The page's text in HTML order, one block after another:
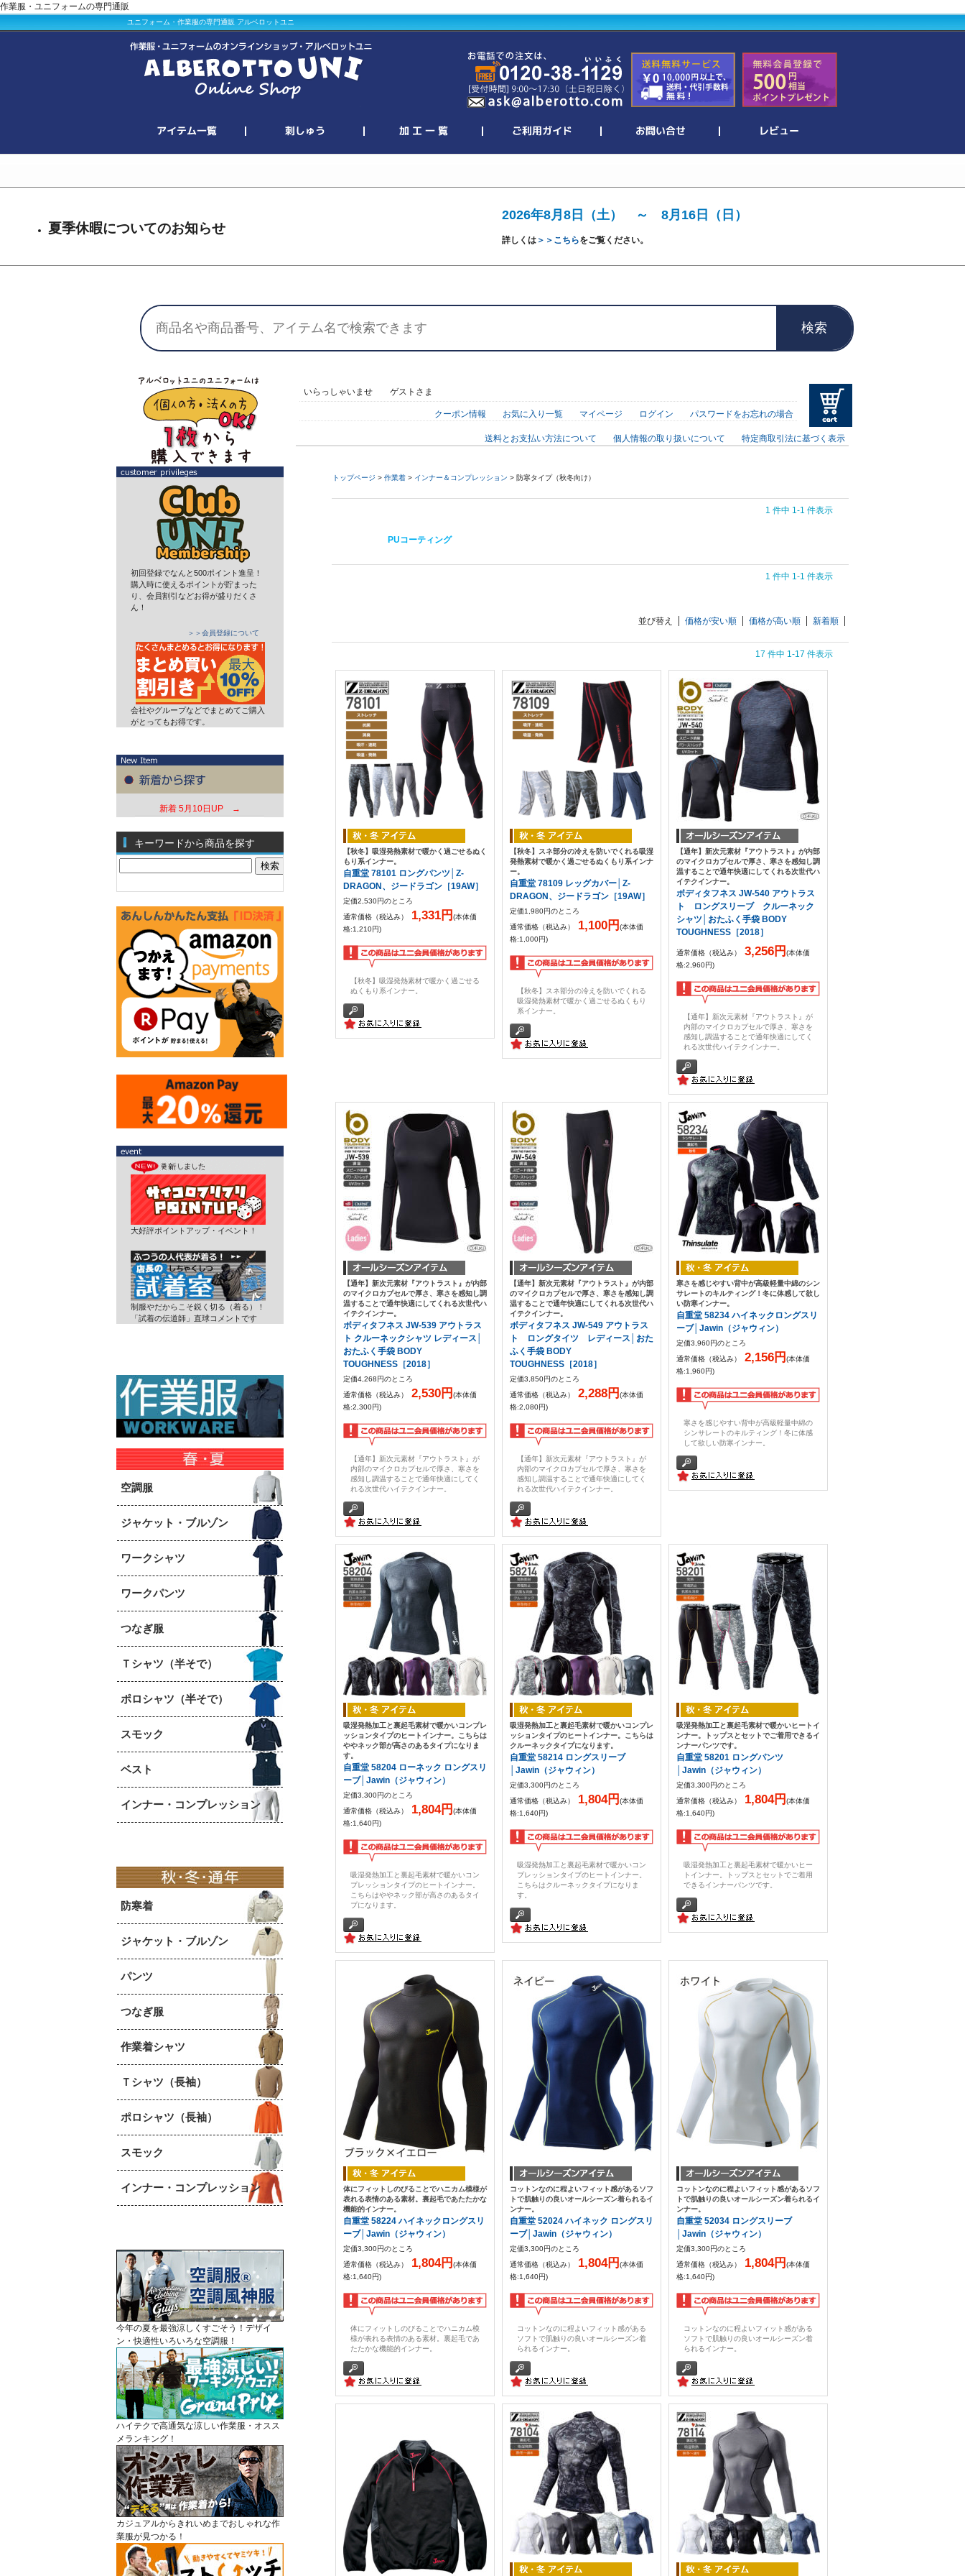
作業服・ユニフォームの専門通販
ユニフォーム・作業服の専門通販 アルベロットユニ
夏季休暇についてのお知らせ
2026年8月8日（土） ～ 8月16日（日）
詳しくは＞＞こちらをご覧ください。
検索
初回登録でなんと500ポイント進呈！
購入時に使えるポイントが貯まった
り、会員割引などお得が盛りだくさ
ん！
＞＞会員登録について
会社やグループなどでまとめてご購入
がとってもお得です。
新着 5月10日UP →
キーワードから商品を探す
大好評ポイントアップ・イベント！
制服やだからこそ鋭く切る（着る）！
「試着の伝道師」直球コメントです
空調服
ジャケット・ブルゾン
ワークシャツ
ワークパンツ
つなぎ服
Ｔシャツ（半そで）
ポロシャツ（半そで）
スモック
ベスト
インナー・コンプレッション
防寒着
ジャケット・ブルゾン
パンツ
つなぎ服
作業着シャツ
Ｔシャツ（長袖）
ポロシャツ（長袖）
スモック
インナー・コンプレッション
今年の夏を最強涼しくすごそう！デザイ
ン・快適性いろいろな空調服！
ハイテクで高通気な涼しい作業服・オスス
メランキング！
カジュアルからきれいめまでおしゃれな作
業服が見つかる！
いらっしゃいませ ゲストさま
クーポン情報 お気に入り一覧 マイページ ログイン パスワードをお忘れの場合
送料とお支払い方法について 個人情報の取り扱いについて 特定商取引法に基づく表示
トップページ > 作業着 > インナー＆コンプレッション > 防寒タイプ（秋冬向け）
1 件中 1-1 件表示
PUコーティング
1 件中 1-1 件表示
並び替え 価格が安い順 価格が高い順 新着順
17 件中 1-17 件表示
【秋冬】吸湿発熱素材で暖かく過ごせるぬく
もり系インナー。
自重堂 78101 ロングパンツ│Z-
DRAGON、ジードラゴン［19AW］
定価2,530円のところ
通常価格（税込み）
1,331円(本体価
格:1,210円)
【秋冬】吸湿発熱素材で暖かく過ごせる
ぬくもり系インナー。
【秋冬】スネ部分の冷えを防いでくれる吸湿
発熱素材で暖かく過ごせるぬくもり系インナ
ー。
自重堂 78109 レッグカバー│Z-
DRAGON、ジードラゴン［19AW］
定価1,980円のところ
通常価格（税込み）
1,100円(本体価
格:1,000円)
【秋冬】スネ部分の冷えを防いでくれる
吸湿発熱素材で暖かく過ごせるぬくもり
系インナー。
【通年】新次元素材『アウトラスト』が内部
のマイクロカプセルで厚さ、寒さを感知し調
温することで通年快適にしてくれる次世代ハ
イテクインナー。
ボディタフネス JW-540 アウトラス
ト ロングスリーブ クルーネック
シャツ│おたふく手袋 BODY
TOUGHNESS［2018］
通常価格（税込み） 3,256円(本体価
格:2,960円)
【通年】新次元素材『アウトラスト』が
内部のマイクロカプセルで厚さ、寒さを
感知し調温することで通年快適にしてく
れる次世代ハイテクインナー。
【通年】新次元素材『アウトラスト』が内部
のマイクロカプセルで厚さ、寒さを感知し調
温することで通年快適にしてくれる次世代ハ
イテクインナー。
ボディタフネス JW-539 アウトラス
ト クルーネックシャツ レディース│
おたふく手袋 BODY
TOUGHNESS［2018］
定価4,268円のところ
通常価格（税込み）
2,530円(本体価
格:2,300円)
【通年】新次元素材『アウトラスト』が
内部のマイクロカプセルで厚さ、寒さを
感知し調温することで通年快適にしてく
れる次世代ハイテクインナー。
【通年】新次元素材『アウトラスト』が内部
のマイクロカプセルで厚さ、寒さを感知し調
温することで通年快適にしてくれる次世代ハ
イテクインナー。
ボディタフネス JW-549 アウトラス
ト ロングタイツ レディース│おた
ふく手袋 BODY
TOUGHNESS［2018］
定価3,850円のところ
通常価格（税込み）
2,288円(本体価
格:2,080円)
【通年】新次元素材『アウトラスト』が
内部のマイクロカプセルで厚さ、寒さを
感知し調温することで通年快適にしてく
れる次世代ハイテクインナー。
寒さを感じやすい背中が高級軽量中綿のシン
サレートのキルティング！冬に体感して欲し
い防寒インナー。
自重堂 58234 ハイネックロングスリ
ーブ│Jawin（ジャウィン）
定価3,960円のところ
通常価格（税込み）
2,156円(本体価
格:1,960円)
寒さを感じやすい背中が高級軽量中綿の
シンサレートのキルティング！冬に体感
して欲しい防寒インナー。
吸湿発熱加工と裏起毛素材で暖かいコンプレ
ッションタイプのヒートインナー。こちらは
ややネック部が高さのあるタイプになりま
す。
自重堂 58204 ローネック ロングスリ
ーブ│Jawin（ジャウィン）
定価3,300円のところ
通常価格（税込み）
1,804円(本体価
格:1,640円)
吸湿発熱加工と裏起毛素材で暖かいコン
プレッションタイプのヒートインナー。
こちらはややネック部が高さのあるタイ
プになります。
吸湿発熱加工と裏起毛素材で暖かいコンプレ
ッションタイプのヒートインナー。こちらは
クルーネックタイプになります。
自重堂 58214 ロングスリーブ
│Jawin（ジャウィン）
定価3,300円のところ
通常価格（税込み）
1,804円(本体価
格:1,640円)
吸湿発熱加工と裏起毛素材で暖かいコン
プレッションタイプのヒートインナー。
こちらはクルーネックタイプになりま
す。
吸湿発熱加工と裏起毛素材で暖かいヒートイ
ンナー。トップスとセットでご着用できるイ
ンナーパンツです。
自重堂 58201 ロングパンツ
│Jawin（ジャウィン）
定価3,300円のところ
通常価格（税込み）
1,804円(本体価
格:1,640円)
吸湿発熱加工と裏起毛素材で暖かいヒー
トインナー。トップスとセットでご着用
できるインナーパンツです。
体にフィットしのびることでハニカム模様が
表れる表情のある素材。裏起毛であたたかな
機能的インナー。
自重堂 58224 ハイネックロングスリ
ーブ│Jawin（ジャウィン）
定価3,300円のところ
通常価格（税込み）
1,804円(本体価
格:1,640円)
体にフィットしのびることでハニカム模
様が表れる表情のある素材。裏起毛であ
たたかな機能的インナー。
コットンなのに程よいフィット感があるソフ
トで肌触りの良いオールシーズン着られるイ
ンナー。
自重堂 52024 ハイネック ロングスリ
ーブ│Jawin（ジャウィン）
定価3,300円のところ
通常価格（税込み）
1,804円(本体価
格:1,640円)
コットンなのに程よいフィット感がある
ソフトで肌触りの良いオールシーズン着
られるインナー。
コットンなのに程よいフィット感があるソフ
トで肌触りの良いオールシーズン着られるイ
ンナー。
自重堂 52034 ロングスリーブ
│Jawin（ジャウィン）
定価3,300円のところ
通常価格（税込み）
1,804円(本体価
格:1,640円)
コットンなのに程よいフィット感がある
ソフトで肌触りの良いオールシーズン着
られるインナー。